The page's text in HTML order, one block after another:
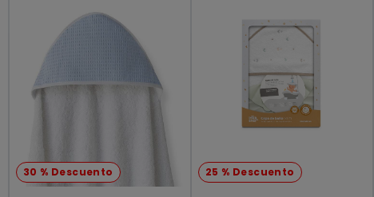
30 % Descuento 25 % Descuento